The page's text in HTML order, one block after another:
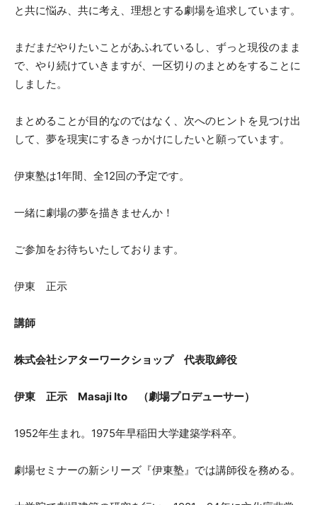
と共に悩み、共に考え、理想とする劇場を追求しています。
まだまだやりたいことがあふれているし、ずっと現役のまま
で、やり続けていきますが、一区切りのまとめをすることに
しました。
まとめることが目的なのではなく、次へのヒントを見つけ出
して、夢を現実にするきっかけにしたいと願っています。
伊東塾は1年間、全12回の予定です。
一緒に劇場の夢を描きませんか！
ご参加をお待ちいたしております。
伊東 正示
講師
株式会社シアターワークショップ 代表取締役
伊東 正示 Masaji Ito （劇場プロデューサー）
1952年生まれ。1975年早稲田大学建築学科卒。
劇場セミナーの新シリーズ『伊東塾』では講師役を務める。